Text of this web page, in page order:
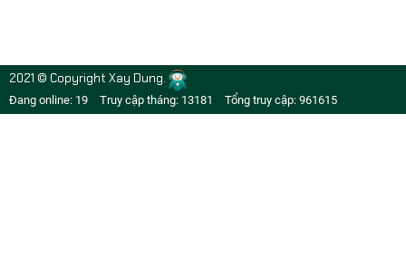
2021 © Copyright Xay Dung.
Đang online: 19 Truy cập tháng: 13181 Tổng truy cập: 961615